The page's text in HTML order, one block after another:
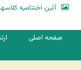
آئین اختتامیه
صفحه اصلی